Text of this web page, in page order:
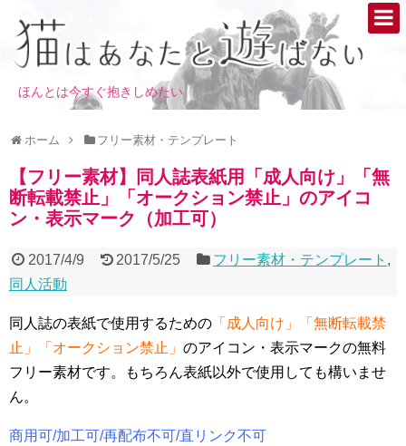
ほんとは今すぐ抱きしめたい
ホーム フリー素材・テンプレート
【フリー素材】同人誌表紙用「成人向け」「無
断転載禁止」「オークション禁止」のアイコ
ン・表示マーク（加工可）
2017/4/9 2017/5/25 フリー素材・テンプレート ,
同人活動
同人誌の表紙で使用するための 「成人向け」「無断転載禁
止」「オークション禁止」 のアイコン・表示マークの無料
フリー素材です。もちろん表紙以外で使用しても構いませ
ん。
商用可/加工可/再配布不可/直リンク不可